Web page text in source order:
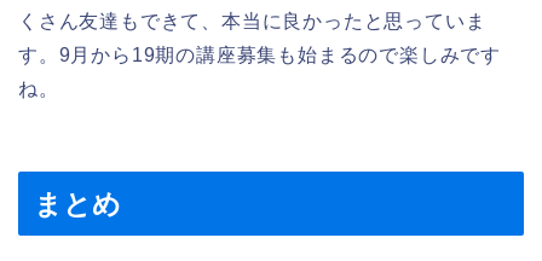
くさん友達もできて、本当に良かったと思っていま
す。9月から19期の講座募集も始まるので楽しみです
ね。
まとめ